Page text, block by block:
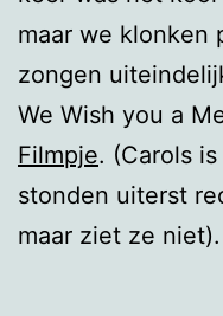
maar we klonken
zongen
We Wish you a
Filmpje. (Carols
stonden uiterst
maar ziet ze niet).